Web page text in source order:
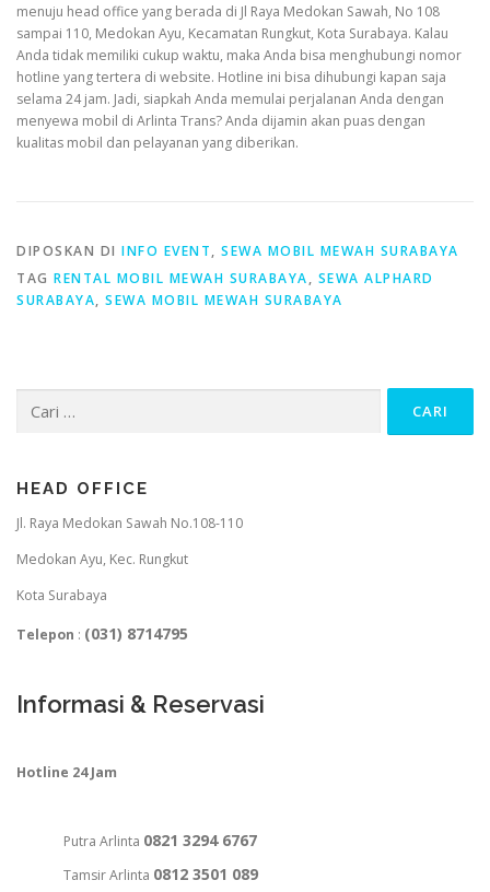
menuju head office yang berada di Jl Raya Medokan Sawah, No 108
sampai 110, Medokan Ayu, Kecamatan Rungkut, Kota Surabaya. Kalau
Anda tidak memiliki cukup waktu, maka Anda bisa menghubungi nomor
hotline yang tertera di website. Hotline ini bisa dihubungi kapan saja
selama 24 jam. Jadi, siapkah Anda memulai perjalanan Anda dengan
menyewa mobil di Arlinta Trans? Anda dijamin akan puas dengan
kualitas mobil dan pelayanan yang diberikan.
DIPOSKAN DI INFO EVENT, SEWA MOBIL MEWAH SURABAYA
TAG RENTAL MOBIL MEWAH SURABAYA, SEWA ALPHARD
SURABAYA, SEWA MOBIL MEWAH SURABAYA
untuk:
HEAD OFFICE
Jl. Raya Medokan Sawah No.108-110
Medokan Ayu, Kec. Rungkut
Kota Surabaya
Telepon : (031) 8714795
Informasi & Reservasi
Hotline 24 Jam
Putra Arlinta 0821 3294 6767
Tamsir Arlinta 0812 3501 089